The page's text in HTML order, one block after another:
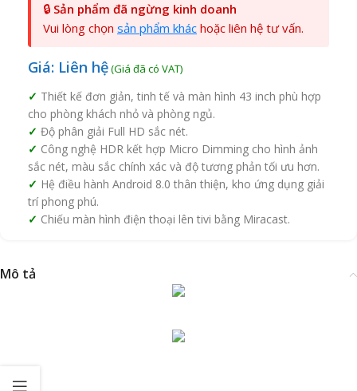
🔒 Sản phẩm đã ngừng kinh doanh
Vui lòng chọn sản phẩm khác hoặc liên hệ tư vấn.
Giá: Liên hệ
Thiết kế đơn giản, tinh tế và màn hình 43 inch phù hợp
cho phòng khách nhỏ và phòng ngủ.
Độ phân giải Full HD sắc nét.
Công nghệ HDR kết hợp Micro Dimming cho hình ảnh
sắc nét, màu sắc chính xác và độ tương phản tối ưu hơn.
Hệ điều hành Android 8.0 thân thiện, kho ứng dụng giải
trí phong phú.
Chiếu màn hình điện thoại lên tivi bằng Miracast.
Mô tả